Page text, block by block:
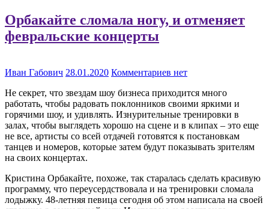
Орбакайте сломала ногу, и отменяет
февральские концерты
Иван Габович 28.01.2020 Комментариев нет
Не секрет, что звездам шоу бизнеса приходится много
работать, чтобы радовать поклонников своими яркими и
горячими шоу, и удивлять. Изнурительные тренировки в
залах, чтобы выглядеть хорошо на сцене и в клипах – это еще
не все, артисты со всей отдачей готовятся к постановкам
танцев и номеров, которые затем будут показывать зрителям
на своих концертах.
Кристина Орбакайте, похоже, так старалась сделать красивую
программу, что переусердствовала и на тренировки сломала
лодыжку. 48-летняя певица сегодня об этом написала на своей